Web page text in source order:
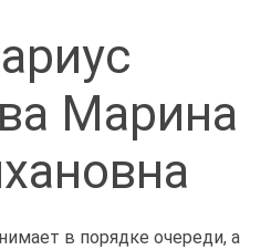
Марина
в порядке очереди, а